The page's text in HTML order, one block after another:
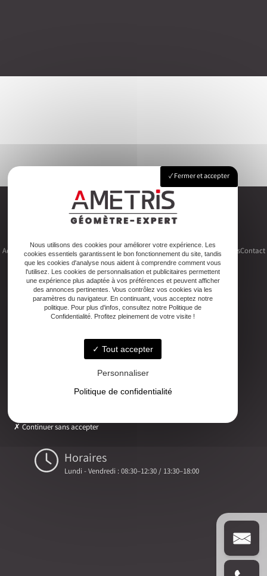
AccueilLe cabinetFoncierUrbanismeCopropriétéTopographieAutres activitésContact
Adresse
2ter Cour Xavier Moreau, 33720 Podensac
Téléphone
05 56 27 26 08
Horaires
Lundi - Vendredi : 08:30–12:30 / 13:30–18:00
Fermer et accepter
Nous utilisons des cookies pour améliorer votre expérience. Les
cookies essentiels garantissent le bon fonctionnement du site, tandis
que les cookies d'analyse nous aident à comprendre comment vous
l'utilisez. Les cookies de personnalisation et publicitaires permettent
une expérience plus adaptée à vos préférences et peuvent afficher
des annonces pertinentes. Vous contrôlez vos cookies via les
paramètres du navigateur. En continuant, vous acceptez notre
politique. Pour plus d'infos, consultez notre Politique de
Confidentialité. Profitez pleinement de votre visite !
Tout accepter
Personnaliser
Politique de confidentialité
Continuer sans accepter